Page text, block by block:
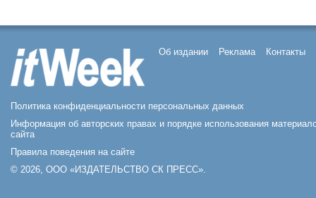
Об издании Реклама Контакты
Политика конфиденциальности персональных данных
Информация об авторских правах и порядке использования
сайта
Правила поведения на сайте
© 2026, ООО «ИЗДАТЕЛЬСТВО СК ПРЕСС».